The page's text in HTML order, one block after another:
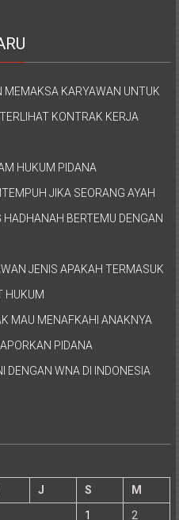
MEMAKSA KARYAWAN UNTUK
KONTRAK KERJA
HUKUM PIDANA
JIKA SEORANG AYAH
BERTEMU DENGAN
JENIS APAKAH TERMASUK
HUKUM
MAU MENAFKAHI ANAKNYA
PIDANA
DENGAN WNA DI INDONESIA
J S
M
1
2